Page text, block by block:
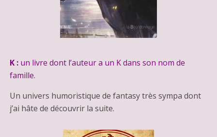
K : un livre dont l’auteur a un K dans son nom de
famille.
Un univers humoristique de fantasy très sympa dont
j’ai hâte de découvrir la suite.